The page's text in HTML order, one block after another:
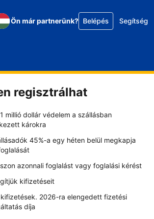
Ön már partnerünk? Belépés Segítség
regisztrálhat
millió dollár védelem a szállásban
károkra
45%-a egy héten belül megkapja
azonnali foglalást vagy foglalási kérést
kifizetéseit
2026-ra elengedett fizetési
díja